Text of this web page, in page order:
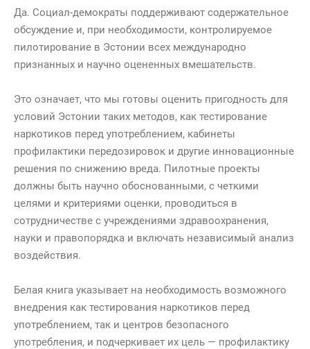
Да. Социал-демократы поддерживают содержательное
обсуждение и, при необходимости, контролируемое
пилотирование в Эстонии всех международно
признанных и научно оцененных вмешательств.
Это означает, что мы готовы оценить пригодность для
условий Эстонии таких методов, как тестирование
наркотиков перед употреблением, кабинеты
профилактики передозировок и другие инновационные
решения по снижению вреда. Пилотные проекты
должны быть научно обоснованными, с четкими
целями и критериями оценки, проводиться в
сотрудничестве с учреждениями здравоохранения,
науки и правопорядка и включать независимый анализ
воздействия.
Белая книга указывает на необходимость возможного
внедрения как тестирования наркотиков перед
употреблением, так и центров безопасного
употребления, и подчеркивает их цель — профилактику